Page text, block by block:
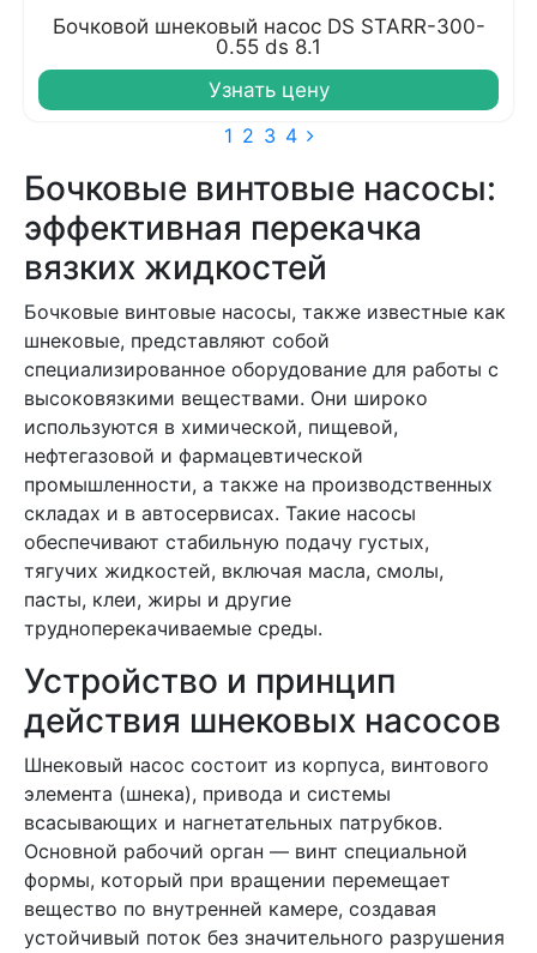
Бочковой шнековый насос DS STARR-300-
0.55 ds 8.1
Узнать цену
1 2 3 4
Бочковые винтовые насосы:
эффективная перекачка
вязких жидкостей
Бочковые винтовые насосы, также известные как
шнековые, представляют собой
специализированное оборудование для работы с
высоковязкими веществами. Они широко
используются в химической, пищевой,
нефтегазовой и фармацевтической
промышленности, а также на производственных
складах и в автосервисах. Такие насосы
обеспечивают стабильную подачу густых,
тягучих жидкостей, включая масла, смолы,
пасты, клеи, жиры и другие
трудноперекачиваемые среды.
Устройство и принцип
действия шнековых насосов
Шнековый насос состоит из корпуса, винтового
элемента (шнека), привода и системы
всасывающих и нагнетательных патрубков.
Основной рабочий орган — винт специальной
формы, который при вращении перемещает
вещество по внутренней камере, создавая
устойчивый поток без значительного разрушения